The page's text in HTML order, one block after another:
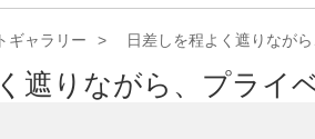
ギャラリー 日差しを程よく遮りなが
遮りながら、プライ